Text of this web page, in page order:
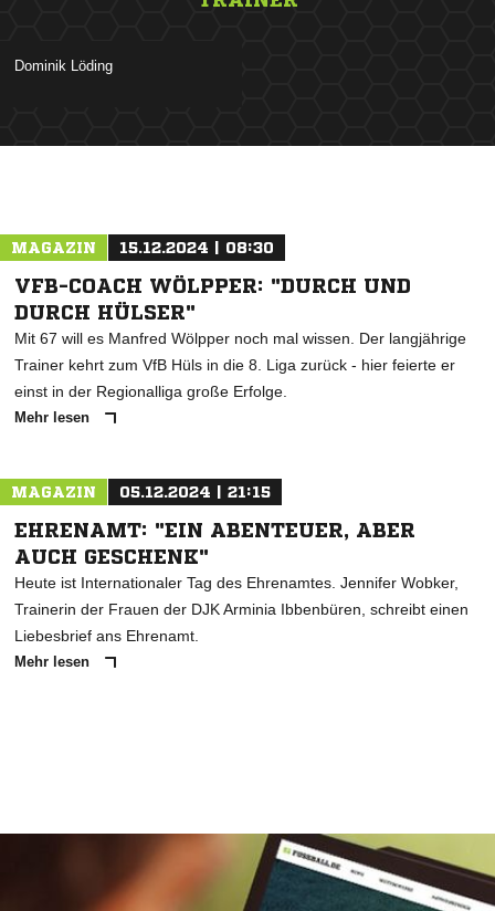
 
MAGAZIN 15.12.2024 | 08:30
VFB-COACH WÖLPPER: "DURCH UND
DURCH HÜLSER"
Mit 67 will es Manfred Wölpper noch mal wissen. Der langjährige
Trainer kehrt zum VfB Hüls in die 8. Liga zurück - hier feierte er
einst in der Regionalliga große Erfolge.
Mehr lesen
MAGAZIN 05.12.2024 | 21:15
EHRENAMT: "EIN ABENTEUER, ABER
AUCH GESCHENK"
Heute ist Internationaler Tag des Ehrenamtes. Jennifer Wobker,
Trainerin der Frauen der DJK Arminia Ibbenbüren, schreibt einen
Liebesbrief ans Ehrenamt.
Mehr lesen